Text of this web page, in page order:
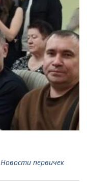
Новости первичек